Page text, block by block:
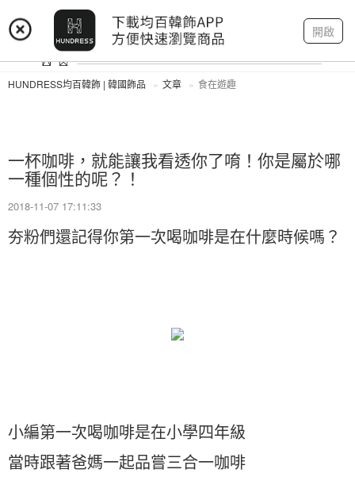
開啟
登入 註冊 我的帳戶
HUNDRESS均百韓飾 | 韓國飾品 文章 食在遊趣
一杯咖啡，就能讓我看透你了唷！你是屬於哪
一種個性的呢？！
2018-11-07 17:11:33
夯粉們還記得你第一次喝咖啡是在什麼時候嗎？
小編第一次喝咖啡是在小學四年級
當時跟著爸媽一起品嘗三合一咖啡